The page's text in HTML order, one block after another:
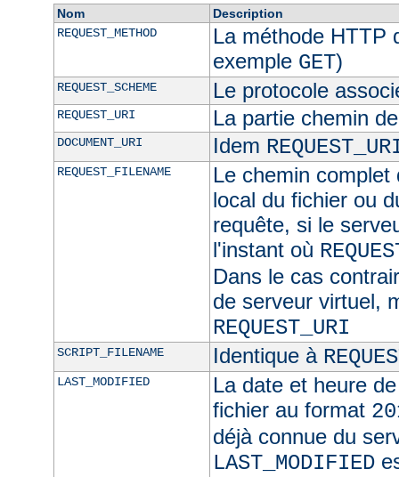
Nom
Description
REQUEST_METHOD
La méthode HTTP
exemple GET)
REQUEST_SCHEME Le protocole
REQUEST_URI La partie chemin
DOCUMENT_URI Idem
REQUEST_FILENAME
Le chemin
local du fichier ou
requête, si le
l'instant où
Dans le cas
de serveur virtuel,
REQUEST_URI
SCRIPT_FILENAME Identique à
LAST_MODIFIED
La date et heure
fichier au format
déjà connue du
LAST_MODIFIED